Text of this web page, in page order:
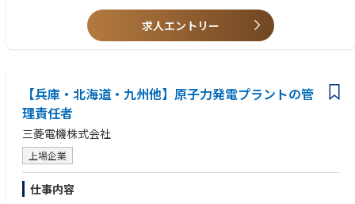
https://www.fujielectric.co.jp/求人エントリー
【兵庫・北海道・九州他】原子力発電プラントの管
理責任者
三菱電機株式会社
上場企業
仕事内容